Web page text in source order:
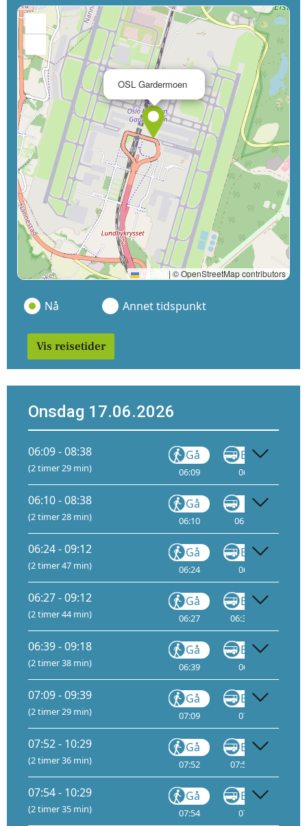
OSL Gardermoen
Leaflet | © OpenStreetMap contributors
Nå Annet tidspunkt
Vis reisetider
Onsdag 17.06.2026
06:09 - 08:38
(2 timer 29 min)
Gå
06:09
Buss
06:10
06:10 - 08:38
(2 timer 28 min)
Gå
06:10
VY710
06:15
06:24 - 09:12
(2 timer 47 min)
Gå
06:24
Buss
06:25
06:27 - 09:12
(2 timer 44 min)
Gå
06:27
Buss
06:32
06:39 - 09:18
(2 timer 38 min)
Gå
06:39
Buss
06:40
07:09 - 09:39
(2 timer 29 min)
Gå
07:09
Buss
07:10
07:52 - 10:29
(2 timer 36 min)
Gå
07:52
Buss
07:57
07:54 - 10:29
(2 timer 35 min)
Gå
07:54
Buss
07:55